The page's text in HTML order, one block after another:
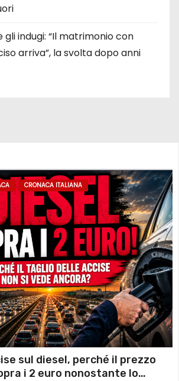
indugi: “Il matrimonio con
arriva”, la svolta dopo anni
CRONACA ITALIANA
sul diesel, perché il prezzo
i 2 euro nonostante lo